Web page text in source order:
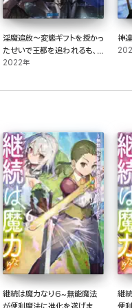
淫魔追放～変態ギフトを授かっ
たせいで王都を追われるも、
女の子と”仲良く”するだけで
2022年
神
継続は魔力なり6~無能魔法
継